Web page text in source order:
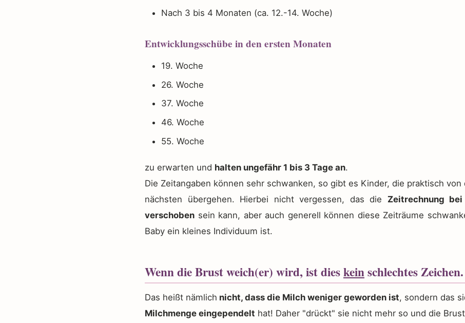
Nach 3 bis 4 Monaten (ca. 12.-14. Woche)
Entwicklungsschübe in den ersten Monaten
19. Woche
26. Woche
37. Woche
46. Woche
55. Woche
zu erwarten und halten ungefähr 1 bis 3 Tage an.
Die Zeitangaben können sehr schwanken, so gibt es Kinder, die praktisch von
nächsten übergehen. Hierbei nicht vergessen, das die Zeitrechnung
verschoben sein kann, aber auch generell können diese Zeiträume
Baby ein kleines Individuum ist.
Wenn die Brust weich(er) wird, ist dieskeinschlechtes Zeichen.
Das heißt nämlich nicht, dass die Milch weniger geworden ist, sondern das
Milchmenge eingependelt hat! Daher "drückt" sie nicht mehr so und die